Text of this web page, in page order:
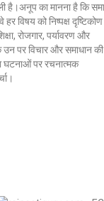
का मानना है कि
विषय को निष्पक्ष
रोजगार, पर्यावरण और
पर विचार और समाधान की
घटनाओं पर रचनात्मक